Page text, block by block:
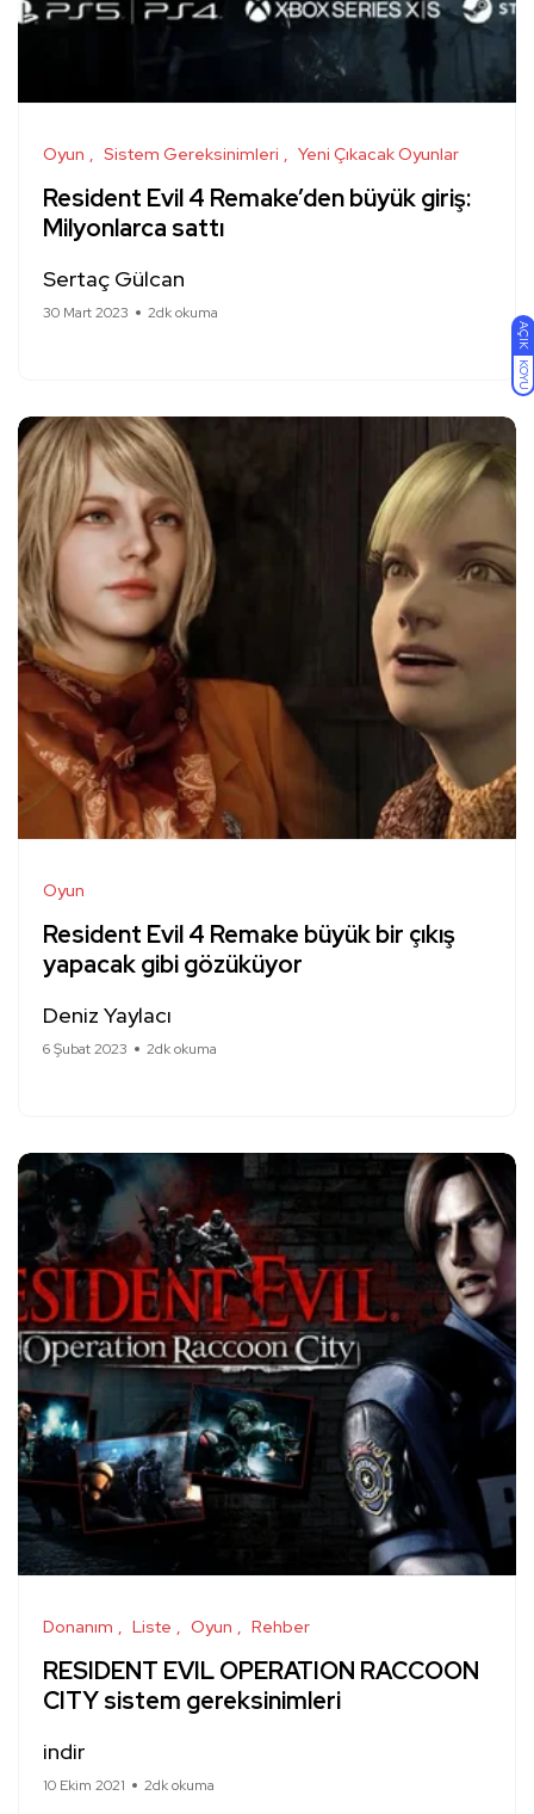
AÇIK
KOYU
Oyun Sistem Gereksinimleri Yeni Çıkacak Oyunlar
Resident Evil 4 Remake’den büyük giriş:
Milyonlarca sattı
Sertaç Gülcan
30 Mart 2023 2dk okuma
Oyun
Resident Evil 4 Remake büyük bir çıkış
yapacak gibi gözüküyor
Deniz Yaylacı
6 Şubat 2023 2dk okuma
Donanım Liste Oyun Rehber
RESIDENT EVIL OPERATION RACCOON
CITY sistem gereksinimleri
indir
10 Ekim 2021 2dk okuma